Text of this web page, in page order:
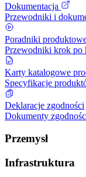
Dokumentacja
Przewodniki i
Poradniki
Przewodniki krok po
Karty katalogowe
Specyfikacje
Deklaracje zgodności
Dokumenty
Przemysł
Infrastruktura